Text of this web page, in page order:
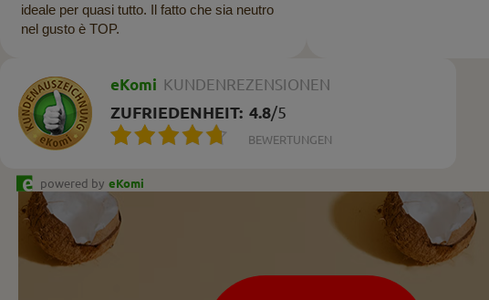
ideale per quasi tutto. Il fatto che sia neutro
nel gusto è TOP.
eKomi KUNDENREZENSIONEN
ZUFRIEDENHEIT: 4.8/5
BEWERTUNGEN
powered by eKomi
Newsletter